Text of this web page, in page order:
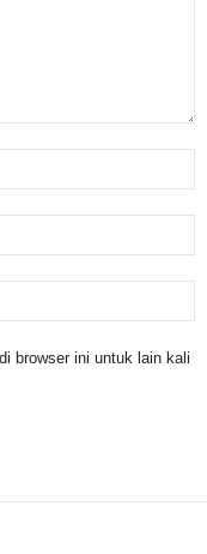
browser ini untuk lain kali